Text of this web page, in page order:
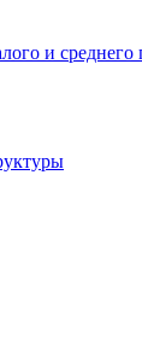
и среднего